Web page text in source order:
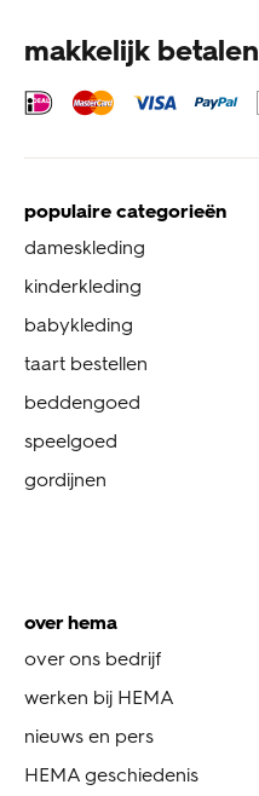
makkelijk betalen
populaire categorieën
dameskleding
kinderkleding
babykleding
taart bestellen
beddengoed
speelgoed
gordijnen
over hema
over ons bedrijf
werken bij HEMA
nieuws en pers
HEMA geschiedenis